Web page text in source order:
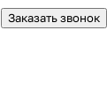
Заказать звонок